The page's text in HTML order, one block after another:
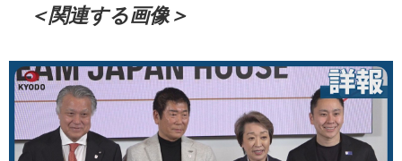
＜関連する画像＞